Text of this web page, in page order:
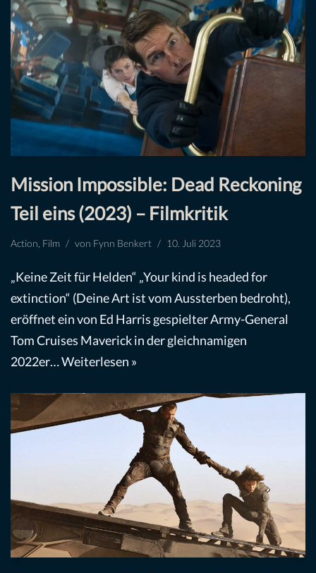
Mission Impossible: Dead Reckoning
Teil eins (2023) – Filmkritik
Action Film von Fynn Benkert 10. Juli 2023
„Keine Zeit für Helden“ „Your kind is headed for
extinction“ (Deine Art ist vom Aussterben bedroht),
eröffnet ein von Ed Harris gespielter Army-General
Tom Cruises Maverick in der gleichnamigen
2022er…Weiterlesen »